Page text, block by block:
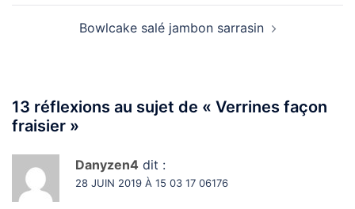
Bowlcake salé jambon sarrasin
13 réflexions au sujet de « Verrines façon
fraisier »
Danyzen4 dit :
28 JUIN 2019 À 15 03 17 06176